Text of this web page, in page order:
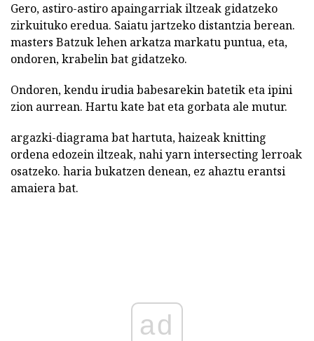
Gero, astiro-astiro apaingarriak iltzeak gidatzeko
zirkuituko eredua. Saiatu jartzeko distantzia berean.
masters Batzuk lehen arkatza markatu puntua, eta,
ondoren, krabelin bat gidatzeko.
Ondoren, kendu irudia babesarekin batetik eta ipini
zion aurrean. Hartu kate bat eta gorbata ale mutur.
argazki-diagrama bat hartuta, haizeak knitting
ordena edozein iltzeak, nahi yarn intersecting lerroak
osatzeko. haria bukatzen denean, ez ahaztu erantsi
amaiera bat.
ad